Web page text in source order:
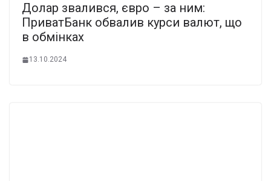
Долар звалився, євро – за ним:
ПриватБанк обвалив курси валют, що
в обмінках
13.10.2024